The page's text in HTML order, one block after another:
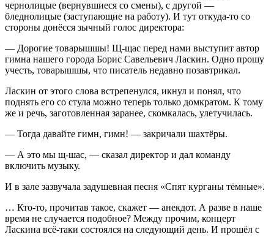
чернолицые (вернувшиеся со смены), с другой —
бледнолицые (заступающие на работу). И тут откуда-то со
стороны донёсся зычный голос директора:
— Дорогие товарышшы! Щ-щас перед нами выступит автор
гимна нашего города Борис Савельевич Ласкин. Одно прошу
учесть, товарышшы, что писатель недавно позавтрикал.
Ласкин от этого слова встрепенулся, икнул и понял, что
поднять его со стула можно теперь только домкратом. К тому
же и речь, заготовленная заранее, скомкалась, улетучилась.
— Тогда давайте гимн, гимн! — закричали шахтёры.
— А это мы щ-шас, — сказал директор и дал команду
включить музыку.
И в зале зазвучала задушевная песня «Спят курганы тёмные».
… Кто-то, прочитав такое, скажет — анекдот. А разве в наше
время не случается подобное? Между прочим, концерт
Ласкина всё-таки состоялся на следующий день. И прошёл с